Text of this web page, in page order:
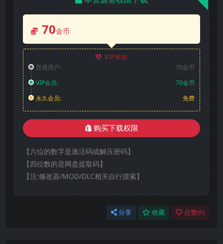
70金币
VIP折扣
普通用户:
70金币
VIP会员:
70金币
永久会员:
免费
购买下载权限
【六位的数字是激活码或解压密码】
【四位数的是网盘提取码】
【注:修改器/MOD/DLC相关自行摸索】
分享 收藏 点赞(0)